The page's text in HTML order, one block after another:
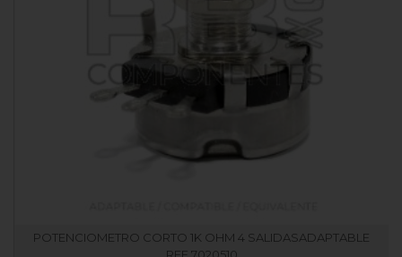
POTENCIOMETRO CORTO 1K OHM 4 SALIDASADAPTABLE